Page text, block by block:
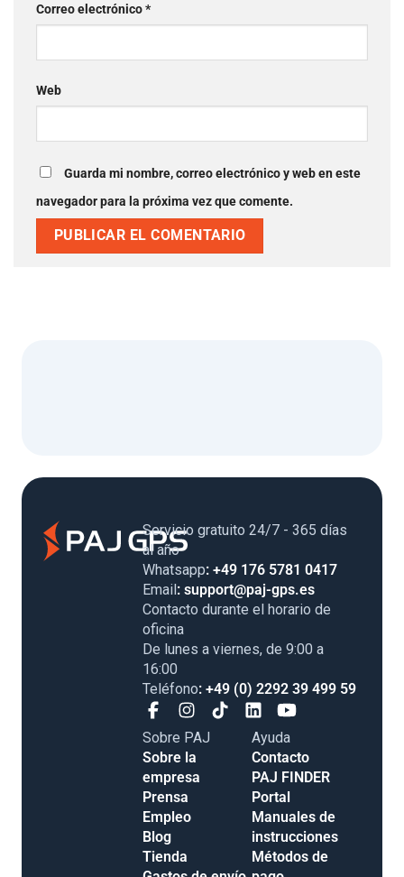
Correo electrónico*
Web
Guarda mi nombre, correo electrónico y web en este
navegador para la próxima vez que comente.
Servicio gratuito 24/7 - 365 días
al año
Whatsapp: +49 176 5781 0417
Email: support@paj-gps.es
Contacto durante el horario de
oficina
De lunes a viernes, de 9:00 a
16:00
Teléfono: +49 (0) 2292 39 499 59
Sobre PAJ
Sobre la
empresa
Prensa
Empleo
Blog
Tienda
Ayuda
Contacto
PAJ FINDER
Portal
Manuales de
instrucciones
Métodos de